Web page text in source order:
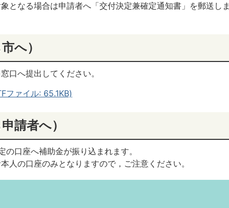
となる場合は申請者へ「交付決定兼確定通知書」を郵送しま
へ）
口へ提出してください。
ファイル: 65.1KB)
請者へ）
口座へ補助金が振り込まれます。
人の口座のみとなりますので，ご注意ください。